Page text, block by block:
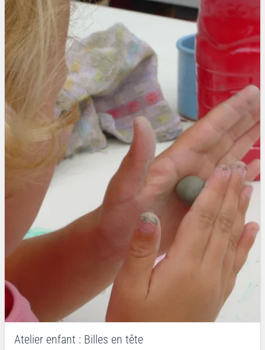
Atelier enfant : Billes en tête